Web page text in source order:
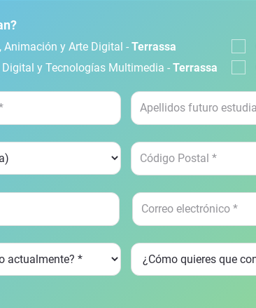
Animación y Arte Digital - Terrassa
y Tecnologías Multimedia - Terrassa